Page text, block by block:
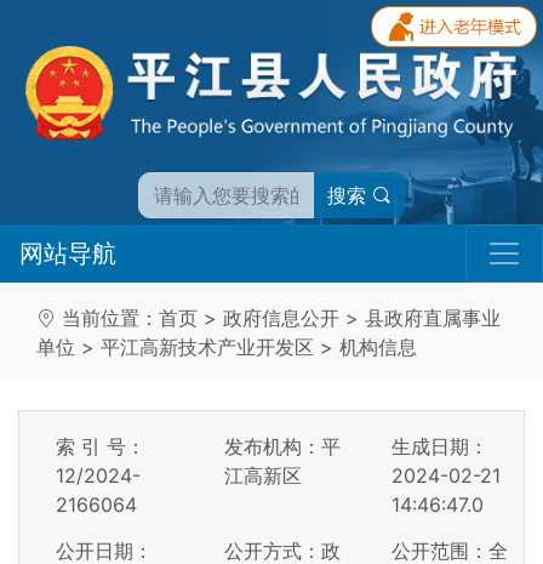
搜索
网站导航
当前位置： 首页 > 政府信息公开 > 县政府直属事业
单位 > 平江高新技术产业开发区 > 机构信息
索 引 号：
12/2024-
2166064
发布机构：平
江高新区
生成日期：
2024-02-21
14:46:47.0
公开日期：
公开方式：政
公开范围：全